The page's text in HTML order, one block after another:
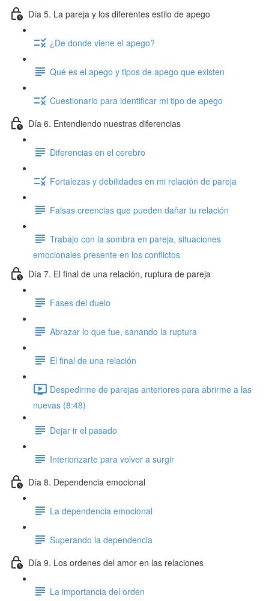
Día 5. La pareja y los diferentes estilo de apego
¿De donde viene el apego?
Qué es el apego y tipos de apego que existen
Cuestionario para identificar mi tipo de apego
Día 6. Entendiendo nuestras diferencias
Diferencias en el cerebro
Fortalezas y debilidades en mi relación de pareja
Falsas creencias que pueden dañar tu relación
Trabajo con la sombra en pareja, situaciones
emocionales presente en los conflictos
Día 7. El final de una relación, ruptura de pareja
Fases del duelo
Abrazar lo que fue, sanando la ruptura
El final de una relación
Despedirme de parejas anteriores para abrirme a las
nuevas (8:48)
Dejar ir el pasado
Interiorizarte para volver a surgir
Día 8. Dependencia emocional
La dependencia emocional
Superando la dependencia
Día 9. Los ordenes del amor en las relaciones
La importancia del orden